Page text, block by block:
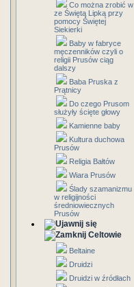
Co można zrobić w
ze Świętą Lipką przy
pomocy Świętej
Siekierki
Baby w fabryce
męczenników czyli o
religii Prusów ciąg
dalszy
Baba Pruska z
Prątnicy
Do czego Prusom
służyły ścięte głowy
Kamienne baby
Kultura duchowa
Prusów
Religia Bałtów
Wiara Prusów
Ślady szamanizmu
w religijności
średniowiecznych
Prusów
Celtowie
Beltaine
Druidzi
Druidzi w źródłach